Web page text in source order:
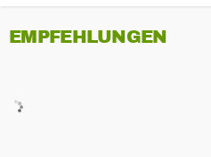
EMPFEHLUNGEN